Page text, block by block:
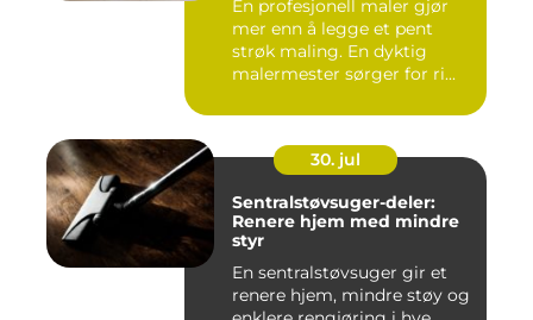
En profesjonell maler gjør
mer enn å legge et pent
strøk maling. En dyktig
malermester sørger for ri...
30. jul
Sentralstøvsuger-deler:
Renere hjem med mindre
styr
En sentralstøvsuger gir et
renere hjem, mindre støy og